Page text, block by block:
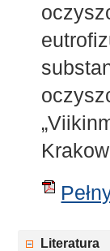
Literatura